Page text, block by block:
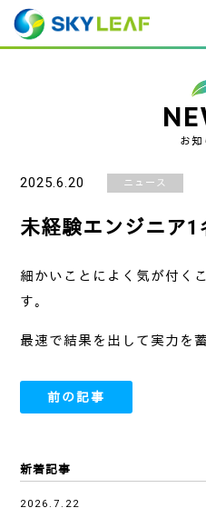
お知
2025.6.20 ニュース
未経験エンジニア1
細かいことによく気が付く
す。
最速で結果を出して実力を
前の記事
新着記事
2026.7.22